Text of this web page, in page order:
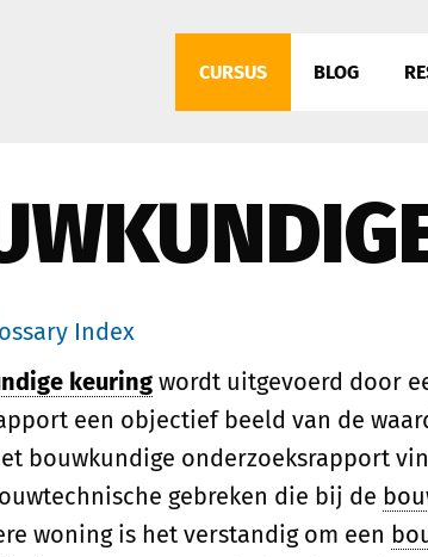
CURSUS BLOG
Index
keuring wordt uitgevoerd door
een objectief beeld van de
bouwkundige onderzoeksrapport
gebreken die bij de
woning is het verstandig om een